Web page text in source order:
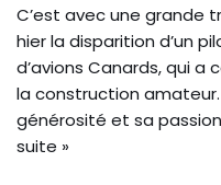
C’est avec une grande
hier la disparition d’un
d’avions Canards, qui a
la construction
générosité et sa
suite »